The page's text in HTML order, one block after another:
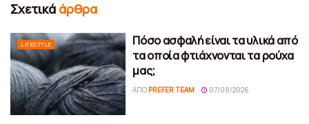
Σχετικά άρθρα
LIFESTYLE
Πόσο ασφαλή είναι τα υλικά από
τα οποία φτιάχνονται τα ρούχα
μας;
ΑΠΌ PREFER TEAM 07/08/2026